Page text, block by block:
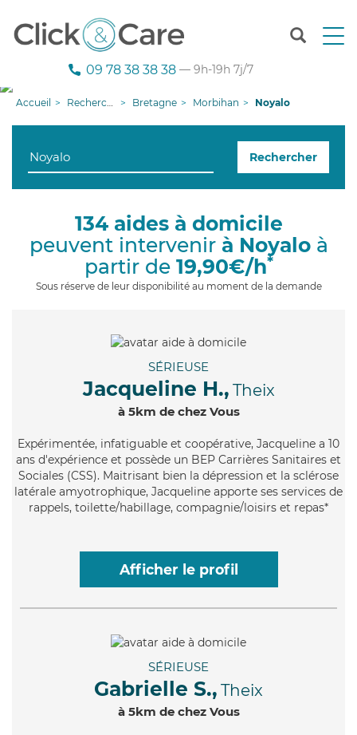
T
n
g
09 78 38 38 38 — 9h-19h 7j/7
Accueil Recherche aide à domicile Bretagne Morbihan Noyalo
Rechercher
134 aides à domicile
peuvent intervenir à Noyaloà
partir de 19,90€/h*
Sous réserve de leur disponibilité au moment de la demande
SÉRIEUSE
Jacqueline H., Theix
à 5km de chez Vous
Expérimentée, infatiguable et coopérative, Jacqueline a 10
ans d'expérience et possède un BEP Carrières Sanitaires et
Sociales (CSS). Maitrisant bien la dépression et la sclérose
latérale amyotrophique, Jacqueline apporte ses services de
rappels, toilette/habillage, compagnie/loisirs et repas*
Afficher le profil
SÉRIEUSE
Gabrielle S., Theix
à 5km de chez Vous